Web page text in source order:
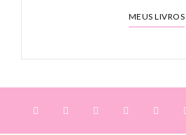
MEUS LIVROS